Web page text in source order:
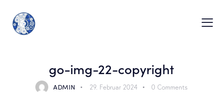
go-img-22-copyright
ADMIN 29. Februar 2024 0 Comments